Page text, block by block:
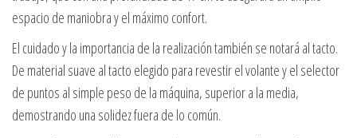
espacio de maniobra y el máximo confort.
El cuidado y la importancia de la realización también se notará al tacto.
De material suave al tacto elegido para revestir el volante y el selector
de puntos al simple peso de la máquina, superior a la media,
demostrando una solidez fuera de lo común.